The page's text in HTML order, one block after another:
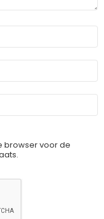
browser voor de